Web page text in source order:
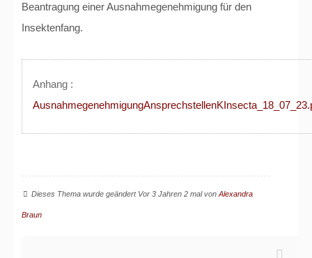
Beantragung einer Ausnahmegenehmigung für den
Insektenfang.
Anhang :
Dieses Thema wurde geändert Vor 3 Jahren 2 mal von Alexandra
Braun